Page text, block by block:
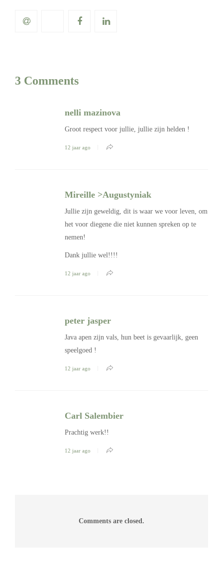
3 Comments
nelli mazinova
Groot respect voor jullie, jullie zijn helden !
12 jaar ago
Mireille >Augustyniak
Jullie zijn geweldig, dit is waar we voor leven, om
het voor diegene die niet kunnen spreken op te
nemen!
Dank jullie wel!!!!
12 jaar ago
peter jasper
Java apen zijn vals, hun beet is gevaarlijk, geen
speelgoed !
12 jaar ago
Carl Salembier
Prachtig werk!!
12 jaar ago
Comments are closed.